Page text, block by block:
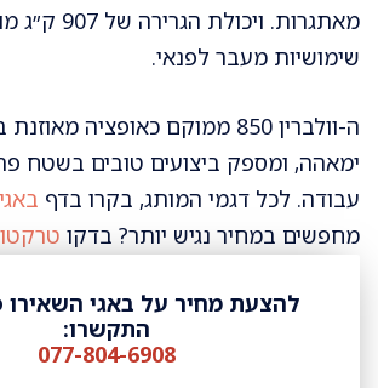
מאתגרות.
שימושיות מעבר לפנאי.
ה-וולברין 850 ממוקם כאופציה
ימאהה, ומספק ביצועים טובים בשטח
עבודה. לכל דגמי המותג, בקרו בדף
מחפשים במחיר נגיש יותר? בדקו
להצעת מחיר על באגי השאירו
התקשרו:
077-804-6908